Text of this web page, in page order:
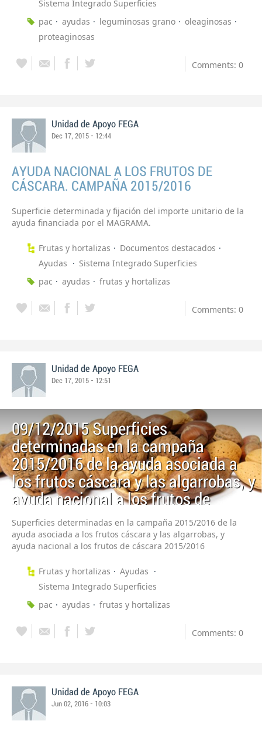
Sistema Integrado Superficies
pac
ayudas leguminosas grano
oleaginosas
proteaginosas
Comments: 0
Unidad de Apoyo FEGA
Dec 17, 2015 - 12:44
AYUDA NACIONAL A LOS FRUTOS DE
CÁSCARA. CAMPAÑA 2015/2016
Superficie determinada y fijación del importe unitario de la
ayuda financiada por el MAGRAMA.
Frutas y hortalizas
Documentos destacados
Ayudas
Sistema Integrado Superficies
pac
ayudas frutas y hortalizas
Comments: 0
Unidad de Apoyo FEGA
Dec 17, 2015 - 12:51
09/12/2015 Superficies
determinadas en la campaña
2015/2016 de la ayuda asociada a
los frutos cáscara y las algarrobas, y
ayuda nacional a los frutos de
cáscara 2015/2016
Superficies determinadas en la campaña 2015/2016 de la
ayuda asociada a los frutos cáscara y las algarrobas, y
ayuda nacional a los frutos de cáscara 2015/2016
Frutas y hortalizas
Ayudas
Sistema Integrado Superficies
pac
ayudas frutas y hortalizas
Comments: 0
Unidad de Apoyo FEGA
Jun 02, 2016 - 10:03